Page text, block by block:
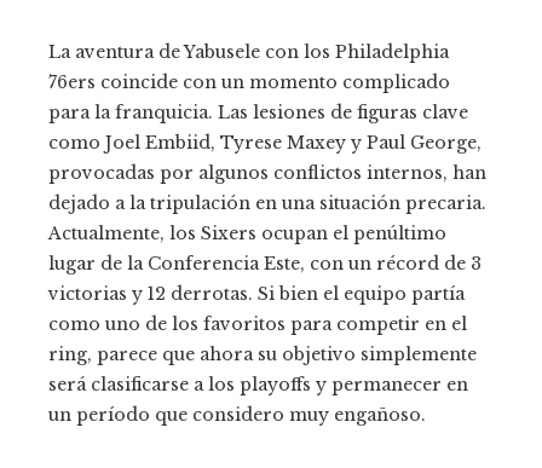
La aventura de Yabusele con los Philadelphia
76ers coincide con un momento complicado
para la franquicia. Las lesiones de figuras clave
como Joel Embiid, Tyrese Maxey y Paul George,
provocadas por algunos conflictos internos, han
dejado a la tripulación en una situación precaria.
Actualmente, los Sixers ocupan el penúltimo
lugar de la Conferencia Este, con un récord de 3
victorias y 12 derrotas. Si bien el equipo partía
como uno de los favoritos para competir en el
ring, parece que ahora su objetivo simplemente
será clasificarse a los playoffs y permanecer en
un período que considero muy engañoso.